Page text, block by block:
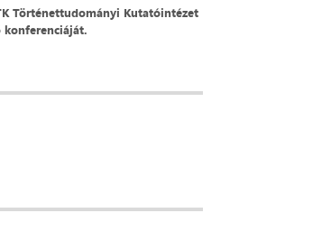
Történettudományi Kutatóintézet
konferenciáját.